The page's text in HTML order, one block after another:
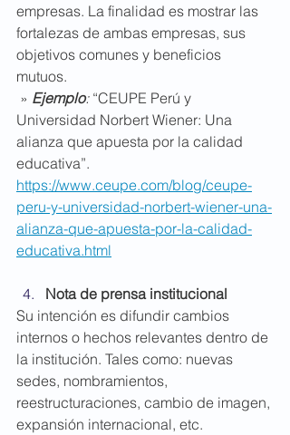
empresas. La finalidad es mostrar las
fortalezas de ambas empresas, sus
objetivos comunes y beneficios
mutuos.
» Ejemplo: “CEUPE Perú y
Universidad Norbert Wiener: Una
alianza que apuesta por la calidad
educativa”.
https://www.ceupe.com/blog/ceupe-
peru-y-universidad-norbert-wiener-una-
alianza-que-apuesta-por-la-calidad-
educativa.html
Nota de prensa institucional
Su intención es difundir cambios
internos o hechos relevantes dentro de
la institución. Tales como: nuevas
sedes, nombramientos,
reestructuraciones, cambio de imagen,
expansión internacional, etc.